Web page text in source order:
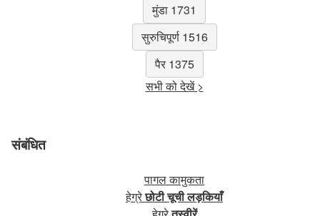
मुंडा 1731
सुरुचिपूर्ण 1516
पैर 1375
सभी को देखें >
संबंधित
पागल कामुकता
हेग्रेछोटी चूची लड़कियाँ